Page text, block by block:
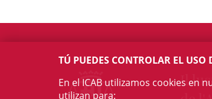
TÚ PUEDES CONTROLAR EL USO
En el ICAB utilizamos cookies en
utilizan para: